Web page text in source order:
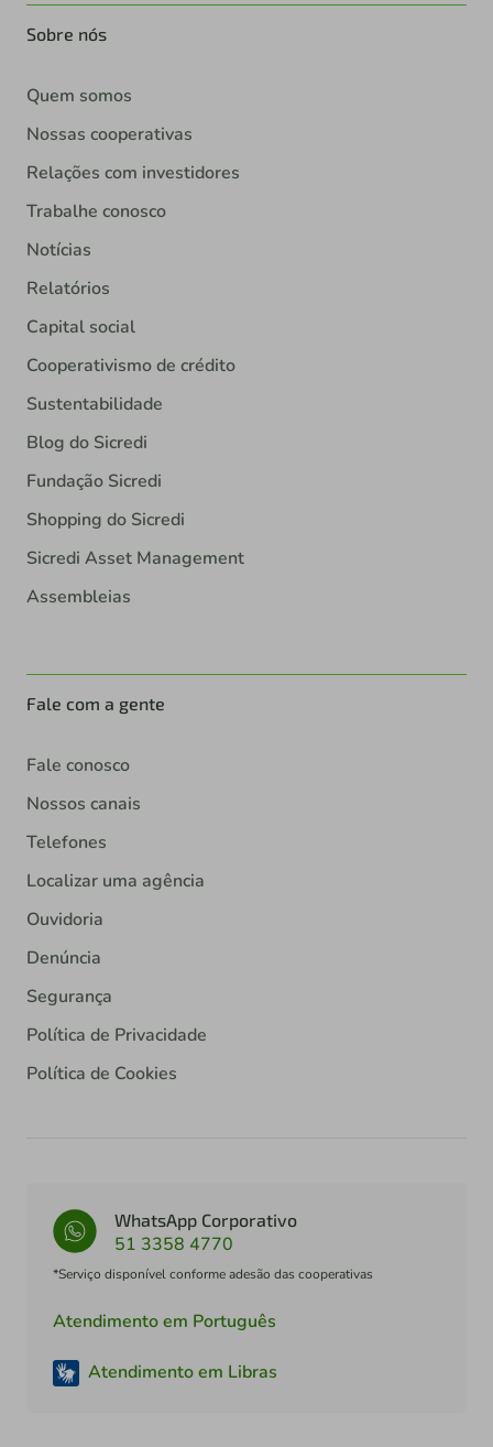
Sobre nós
Quem somos
Nossas cooperativas
Relações com investidores
Trabalhe conosco
Notícias
Relatórios
Capital social
Cooperativismo de crédito
Sustentabilidade
Blog do Sicredi
Fundação Sicredi
Shopping do Sicredi
Sicredi Asset Management
Assembleias
Fale com a gente
Fale conosco
Nossos canais
Telefones
Localizar uma agência
Ouvidoria
Denúncia
Segurança
Política de Privacidade
Política de Cookies
WhatsApp Corporativo
51 3358 4770
*Serviço disponível conforme adesão das cooperativas
Atendimento em Português
Atendimento em Libras